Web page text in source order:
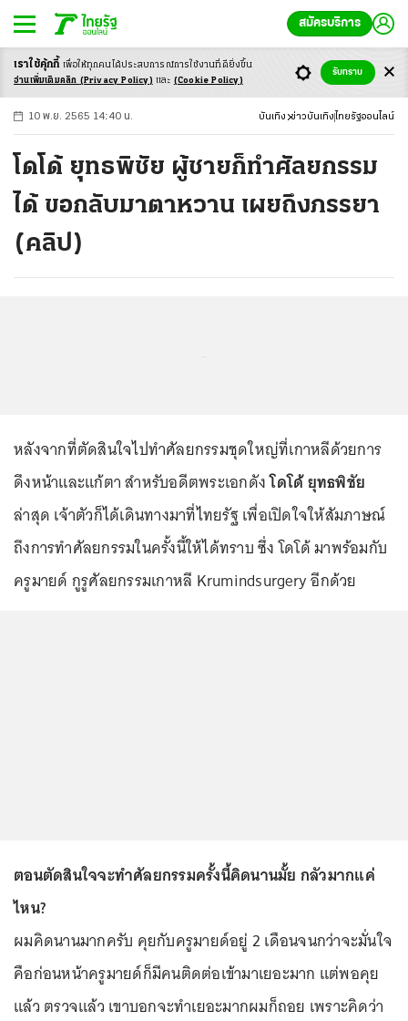
สมัครบริการ
-ก ก ก+
10 พ.ย. 2565 14:40 น. บันเทิง ข่าวบันเทิง ไทยรัฐออนไลน์
โดโด้ ยุทธพิชัย ผู้ชายก็ทำศัลยกรรม
ได้ ขอกลับมาตาหวาน เผยถึงภรรยา
(คลิป)
หลังจากที่ตัดสินใจไปทำศัลยกรรมชุดใหญ่ที่เกาหลีด้วยการ
ดึงหน้าและแก้ตา สำหรับอดีตพระเอกดังโดโด้ ยุทธพิชัย
ล่าสุด เจ้าตัวก็ได้เดินทางมาที่ไทยรัฐ เพื่อเปิดใจให้สัมภาษณ์
ถึงการทำศัลยกรรมในครั้งนี้ให้ได้ทราบ ซึ่ง โดโด้ มาพร้อมกับ
ครูมายด์ กูรูศัลยกรรมเกาหลี Krumindsurgery อีกด้วย
ตอนตัดสินใจจะทำศัลยกรรมครั้งนี้คิดนานมั้ย กลัวมากแค่
ไหน?
ผมคิดนานมากครับ คุยกับครูมายด์อยู่ 2 เดือนจนกว่าจะมั่นใจ
คือก่อนหน้าครูมายด์ก็มีคนติดต่อเข้ามาเยอะมาก แต่พอคุย
แล้ว ตรวจแล้ว เขาบอกจะทำเยอะมากผมก็ถอย เพราะคิดว่า
เราใช้คุ้กกี้ เพื่อให้ทุกคนได้ประสบการณ์การใช้งานที่ดียิ่งขึ้น
อ่านเพิ่มเติมคลิก (Privacy Policy) และ (Cookie Policy)
รับทราบ